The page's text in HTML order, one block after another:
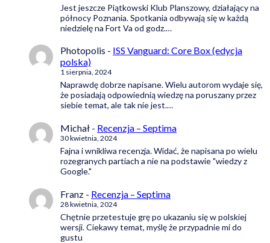
Jest jeszcze Piątkowski Klub Planszowy, działający na
północy Poznania. Spotkania odbywają się w każdą
niedzielę na Fort Va od godz.…
Photopolis - ISS Vanguard: Core Box (edycja
polska)
1 sierpnia, 2024
Naprawdę dobrze napisane. Wielu autorom wydaje się,
że posiadają odpowiednią wiedzę na poruszany przez
siebie temat, ale tak nie jest.…
Michał - Recenzja – Septima
30 kwietnia, 2024
Fajna i wnikliwa recenzja. Widać, że napisana po wielu
rozegranych partiach a nie na podstawie "wiedzy z
Google."
Franz - Recenzja – Septima
28 kwietnia, 2024
Chętnie przetestuje grę po ukazaniu się w polskiej
wersji. Ciekawy temat, myślę że przypadnie mi do
gustu